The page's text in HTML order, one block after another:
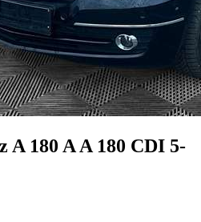
A 180 A A 180 CDI 5-